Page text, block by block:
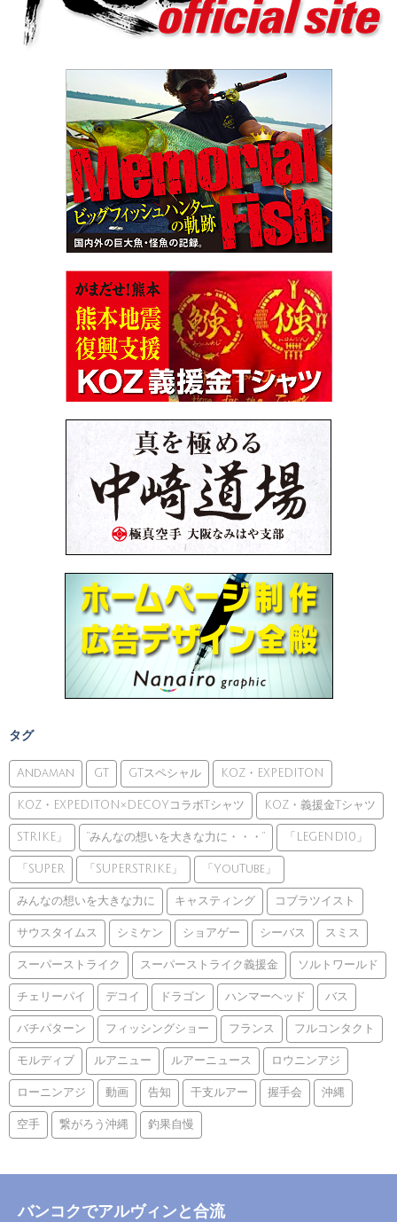
タグ
Andaman GT GTスペシャル KOZ・EXPEDITON
KOZ・EXPEDITON×DECOYコラボTシャツ KOZ・義援金Tシャツ
STRIKE」 ”みんなの想いを大きな力に・・・” 「LEGEND10」
「SUPER 「SUPERSTRIKE」 「YouTube」
みんなの想いを大きな力に キャスティング コブラツイスト
サウスタイムス シミケン ショアゲー シーバス スミス
スーパーストライク スーパーストライク義援金 ソルトワールド
チェリーパイ デコイ ドラゴン ハンマーヘッド バス
バチパターン フィッシングショー フランス フルコンタクト
モルディブ ルアニュー ルアーニュース ロウニンアジ
ローニンアジ 動画 告知 干支ルアー 握手会 沖縄
空手 繋がろう沖縄 釣果自慢
バンコクでアルヴィンと合流